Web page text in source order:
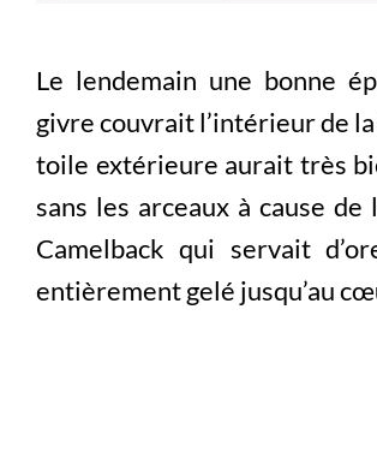
Le lendemain une bonne
givre couvrait l’intérieur de
toile extérieure aurait très
sans les arceaux à cause de
Camelback qui servait
entièrement gelé jusqu’au